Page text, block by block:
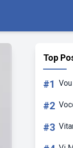
Top
#1
#2
#3